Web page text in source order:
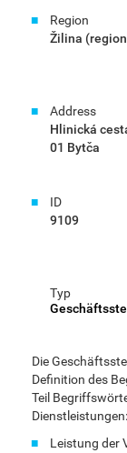
Region
Žilina
Address
Hlinická
01 Bytča
ID
9109
Typ
Die
Definition des
Teil
Dienstleistungen:
Leistung der